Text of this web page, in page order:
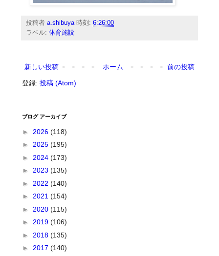
投稿者a.shibuya 時刻:6:26:00
ラベル:体育施設
新しい投稿 前の投稿
ホーム
登録:投稿 (Atom)
ブログ アーカイブ
► 2026(118)
►2025(195)
► 2024(173)
►2023(135)
► 2022(140)
►2021(154)
► 2020(115)
►2019(106)
► 2018(135)
►2017(140)